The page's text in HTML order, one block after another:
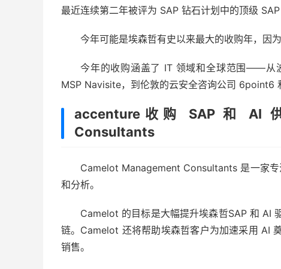
最近连续第二年被评为 SAP 钻石计划中的顶级 SAP
今年可能是埃森哲有史以来最大的收购年，因
今年的收购涵盖了 IT 领域和全球范围——从
MSP Navisite，到伦敦的云安全咨询公司 6point6
accenture收购 SAP 和 AI
Consultants
Camelot Management Consultants 是一家
和分析。
Camelot 的目标是大幅提升埃森哲SAP 和 AI
链。Camelot 还将帮助埃森哲客户为加速采用 AI
销售。